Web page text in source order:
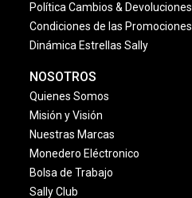
Política Cambios & Devoluciones
Condiciones de las Promociones
Dinámica Estrellas Sally
NOSOTROS
Quienes Somos
Misión y Visión
Nuestras Marcas
Monedero Eléctronico
Bolsa de Trabajo
Sally Club